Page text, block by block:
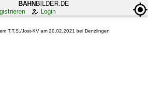
BAHN BILDER.DE
Login
T.T.S./Jost-KV am 20.02.2021 bei Denzlingen